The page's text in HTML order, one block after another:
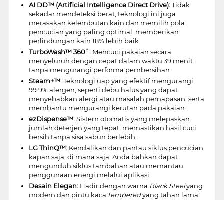
AI DD™ (Artificial Intelligence Direct Drive):Tidak
sekadar mendeteksi berat, teknologi ini juga
merasakan kelembutan kain dan memilih pola
pencucian yang paling optimal, memberikan
perlindungan kain 18% lebih baik.
TurboWash™ 360˚:Mencuci pakaian secara
menyeluruh dengan cepat dalam waktu 39 menit
tanpa mengurangi performa pembersihan.
Steam+™:Teknologi uap yang efektif mengurangi
99.9% alergen, seperti debu halus yang dapat
menyebabkan alergi atau masalah pernapasan, serta
membantu mengurangi kerutan pada pakaian.
ezDispense™:Sistem otomatis yang melepaskan
jumlah deterjen yang tepat, memastikan hasil cuci
bersih tanpa sisa sabun berlebih.
LG ThinQ™:Kendalikan dan pantau siklus pencucian
kapan saja, di mana saja. Anda bahkan dapat
mengunduh siklus tambahan atau memantau
penggunaan energi melalui aplikasi.
Desain Elegan:Hadir dengan warna Black Steelyang
modern dan pintu kaca temperedyang tahan lama